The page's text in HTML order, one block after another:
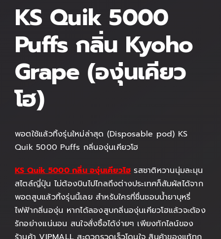
KS Quik 5000
Puffs กลิ่น Kyoho
Grape (องุ่นเคียว
โฮ)
พอตใช้แล้วทิ้งรุ่นใหม่ล่าสุด (Disposable pod) KS
Quik 5000 Puffs กลิ่นองุ่นเคียวโฮ
KS Quik 5000 กลิ่น องุ่นเคียวโฮรสชาติหวานนุ่มละมุน
สไตล์ญี่ปุ่น ไม่ต้องบินไปไกลถึงต่างประเทศก็สัมผัสได้จาก
พอตสูบแล้วทิ้งรุ่นนี้เลย สำหรับใครที่ชื่นชอบน้ำยาบุหรี่
ไฟฟ้ากลิ่นองุ่น หากได้ลองสูบกลิ่นองุ่นเคียวโฮแล้วจะต้อง
รักอย่างแน่นอน สนใจสั่งซื้อได้ง่ายๆ เพียงทักไลน์ของ